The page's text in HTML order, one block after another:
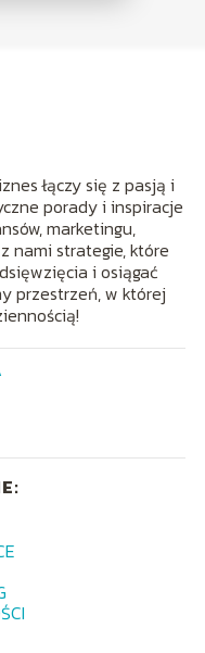
łączy się z pasją i
porady i inspiracje
marketingu,
nami strategie, które
i osiągać
przestrzeń, w której